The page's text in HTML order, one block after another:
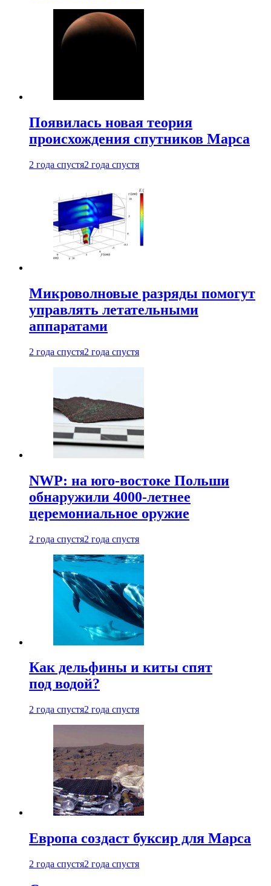
Появилась новая теория
происхождения спутников Марса
2 года спустя2 года спустя
Микроволновые разряды помогут
управлять летательными
аппаратами
2 года спустя2 года спустя
NWP: на юго-востоке Польши
обнаружили 4000-летнее
церемониальное оружие
2 года спустя2 года спустя
Как дельфины и киты спят
под водой?
2 года спустя2 года спустя
Европа создаст буксир для Марса
2 года спустя2 года спустя